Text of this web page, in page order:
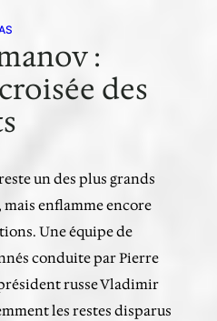
:
des
un des plus grands
mais enflamme encore
Une équipe de
conduite par Pierre
russe Vladimir
les restes disparus